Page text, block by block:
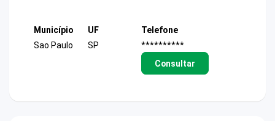
Município
Sao Paulo
UF
SP
Telefone
**********
Consultar